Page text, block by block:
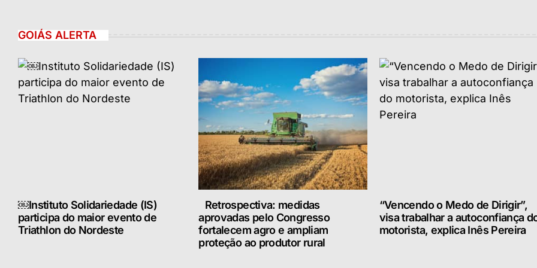
GOIÁS ALERTA
￼Instituto Solidariedade (IS)
participa do maior evento de
Triathlon do Nordeste
Retrospectiva: medidas
aprovadas pelo Congresso
fortalecem agro e ampliam
proteção ao produtor rural
“Vencendo o Medo de Dirigir”,
visa trabalhar a autoconfiança
motorista, explica Inês Pereira